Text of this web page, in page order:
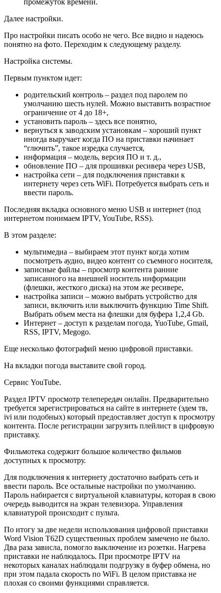
промежуток времени.
Далее настройки.
Про настройки писать особо не чего. Все видно и надеюсь
понятно на фото. Переходим к следующему разделу.
Настройка системы.
Первым пунктом идет:
родительский контроль – раздел под паролем по
умолчанию шесть нулей. Можно выставить возрастное
ограничение от 4 до 18+,
установить пароль – здесь все понятно,
вернуться к заводским установкам – хороший пункт
иногда выручает когда ПО на приставки начинает
“глючить”, такое изредка случается,
информация – модель, версия ПО и т. д.,
обновление ПО – для прошивки ресивера через USB,
настройка сети – для подключения приставки к
интернету через сеть WiFi. Потребуется выбрать сеть и
ввести пароль.
Последняя вкладка основного меню USB и интернет (под
интернетом понимаем IPTV, YouTube, RSS).
В этом разделе:
мультимедиа – выбираем этот пункт когда хотим
посмотреть аудио, видео контент со съемного носителя,
записные файлы – просмотр контента ранние
записанного на внешней носитель информации
(флешки, жесткого диска) на этом же ресивере,
настройка записи – можно выбрать устройство для
записи, включить или выключить функцию Time Shift.
Выбрать объем места на флешки для буфера 1,2,4 Gb.
Интернет – доступ к разделам погода, YuoTube, Gmail,
RSS, IPTV, Megogo.
Еще несколько фотографий меню цифровой приставки.
На вкладки погода выставите свой город.
Сервис YouTube.
Раздел IPTV просмотр телепередач онлайн. Предварительно
требуется зарегистрироваться на сайте в интернете (эдем тв,
ivi или подобных) который предоставляет доступ к просмотру
контента. После регистрации загрузить плейлист в цифровую
приставку.
Фильмотека содержит большое количество фильмов
доступных к просмотру.
Для подключения к интернету достаточно выбрать сеть и
ввести пароль. Все остальные настройки по умолчанию.
Пароль набирается с виртуальной клавиатуры, которая в свою
очередь выводится на экран телевизора. Управления
клавиатурой происходит с пульта.
По итогу за две недели использования цифровой приставки
Word Vision T62D существенных проблем замечено не было.
Два раза зависла, помогло выключение из розетки. Нагрева
приставки не наблюдалось. При просмотре IPTV на
некоторых каналах наблюдали подгрузку в буфер обмена, но
при этом падала скорость по WiFi. В целом приставка не
плохая со своими функциями справляется.